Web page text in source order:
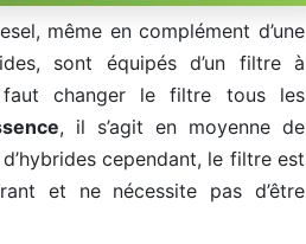
même en complément d’une
sont équipés d’un filtre à
changer le filtre tous les
, il s’agit en moyenne de
cependant, le filtre est
et ne nécessite pas d’être